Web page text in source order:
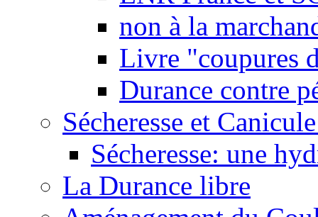
non à la
Livre "coupures
Durance contre
Sécheresse et
Sécheresse: une
La Durance libre